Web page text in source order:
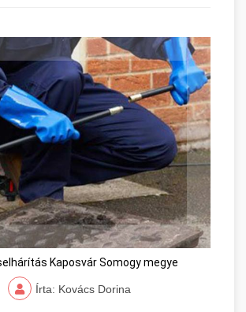
Kaposvár Somogy megye
Írta: Kovács Dorina